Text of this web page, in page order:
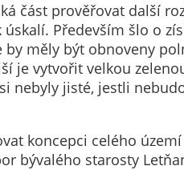
část prověřovat další
Především šlo o
by měly být obnoveny
je vytvořit velkou
nebyly jisté, jestli
koncepci celého
bývalého starosty